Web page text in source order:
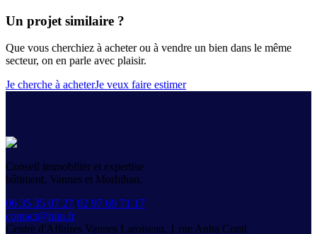
Un projet similaire ?
Que vous cherchiez à acheter ou à vendre un bien dans le même
secteur, on en parle avec plaisir.
Je cherche à acheterJe veux faire estimer
Conseil immobilier et expertise
bâtiment, Vannes et Morbihan.
06 35 35 07 27·02 97 69 71 17
contact@hiin.fr
Centre d'Affaires Vannes Laroiseau, 1 rue Anita Conti